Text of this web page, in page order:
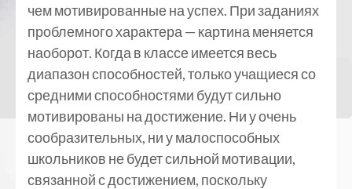
чем мотивированные на успех. При заданиях
проблемного характера — картина меняется
наоборот. Когда в классе имеется весь
диапазон способностей, только учащиеся со
средними способностями будут сильно
мотивированы на достижение. Ни у очень
сообразительных, ни у малоспособных
школьников не будет сильной мотивации,
связанной с достижением, поскольку